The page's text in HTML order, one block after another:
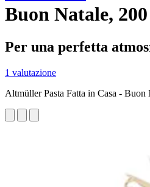
Buon Natale,
Per una perfetta
1 valutazione
Altmüller Pasta Fatta in Casa - Buon